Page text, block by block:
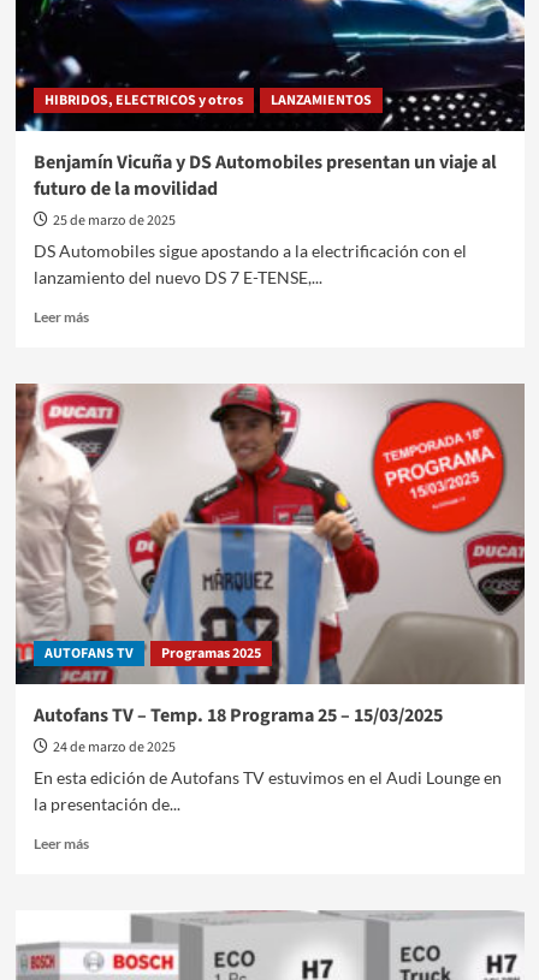
bitren
autorizado
el
país
HIBRIDOS, ELECTRICOS y otros LANZAMIENTOS
Benjamín Vicuña y DS Automobiles presentan un viaje al
futuro de la movilidad
25 de marzo de 2025
DS Automobiles sigue apostando a la electrificación con el
lanzamiento del nuevo DS 7 E-TENSE,...
Leer másLeer
Benjamín
Vicuña
y
DS
Automobiles
presentan
un
viaje
al
futuro
de
la
movilidad
AUTOFANS TV Programas 2025
Autofans TV – Temp. 18 Programa 25 – 15/03/2025
24 de marzo de 2025
En esta edición de Autofans TV estuvimos en el Audi Lounge en
la presentación de...
Leer másLeer
–